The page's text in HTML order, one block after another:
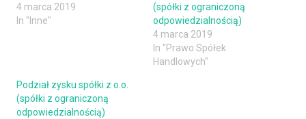
4 marca 2019
In "Inne"
(spółki z ograniczoną
odpowiedzialnością)
4 marca 2019
In "Prawo Spółek
Handlowych"
Podział zysku spółki z o.o.
(spółki z ograniczoną
odpowiedzialnością)